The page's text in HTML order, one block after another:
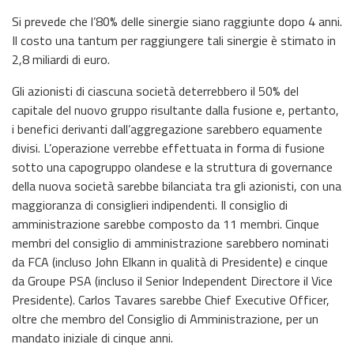
Si prevede che l’80% delle sinergie siano raggiunte dopo 4 anni.
Il costo una tantum per raggiungere tali sinergie è stimato in
2,8 miliardi di euro.
Gli azionisti di ciascuna società deterrebbero il 50% del
capitale del nuovo gruppo risultante dalla fusione e, pertanto,
i benefici derivanti dall’aggregazione sarebbero equamente
divisi. L’operazione verrebbe effettuata in forma di fusione
sotto una capogruppo olandese e la struttura di governance
della nuova società sarebbe bilanciata tra gli azionisti, con una
maggioranza di consiglieri indipendenti. Il consiglio di
amministrazione sarebbe composto da 11 membri. Cinque
membri del consiglio di amministrazione sarebbero nominati
da FCA (incluso John Elkann in qualità di Presidente) e cinque
da Groupe PSA (incluso il Senior Independent Directore il Vice
Presidente). Carlos Tavares sarebbe Chief Executive Officer,
oltre che membro del Consiglio di Amministrazione, per un
mandato iniziale di cinque anni.